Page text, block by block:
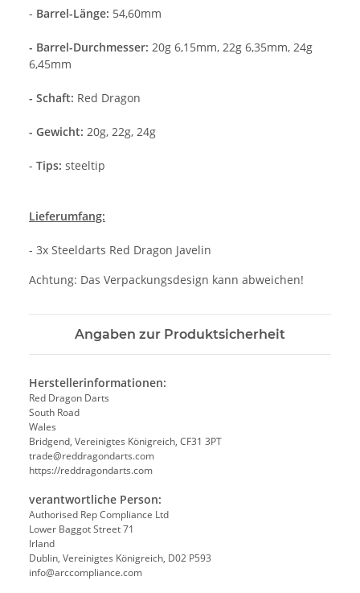
- Barrel-Länge: 54,60mm
- Barrel-Durchmesser: 20g 6,15mm, 22g 6,35mm, 24g
6,45mm
- Schaft: Red Dragon
- Gewicht: 20g, 22g, 24g
- Tips: steeltip
Lieferumfang:
- 3x Steeldarts Red Dragon Javelin
Achtung: Das Verpackungsdesign kann abweichen!
Angaben zur Produktsicherheit
Herstellerinformationen:
Red Dragon Darts
South Road
Wales
Bridgend, Vereinigtes Königreich, CF31 3PT
trade@reddragondarts.com
https://reddragondarts.com
verantwortliche Person:
Authorised Rep Compliance Ltd
Lower Baggot Street 71
Irland
Dublin, Vereinigtes Königreich, D02 P593
info@arccompliance.com